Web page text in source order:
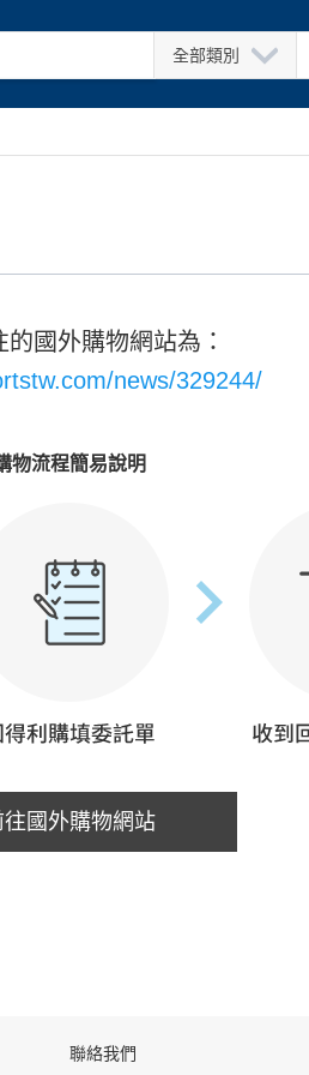
全部類別
的國外購物網站為：
news/329244/
物流程簡易說明
往國外購物網站
聯絡我們